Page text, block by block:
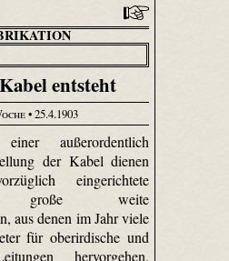
entsteht
• 25.4.1903
außerordentlich
der Kabel dienen
eingerichtete
große weite
aus denen im Jahr viele
für oberirdische und
hervorgehen.